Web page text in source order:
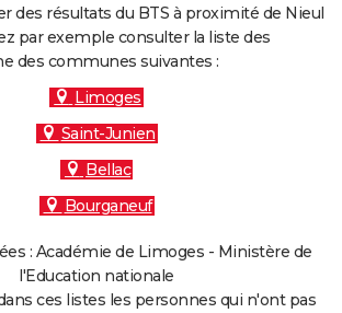
des résultats du BTS à proximité de Nieul
par exemple consulter la liste des
des communes suivantes :
Limoges
Saint-Junien
Bellac
Bourganeuf
: Académie de Limoges - Ministère de
l'Education nationale
ces listes les personnes qui n'ont pas